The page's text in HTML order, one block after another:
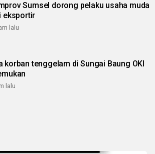
Sumsel dorong pelaku usaha muda
eksportir
lalu
korban tenggelam di Sungai Baung OKI
lalu